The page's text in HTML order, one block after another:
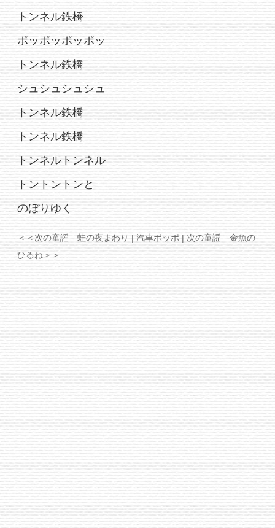
トンネル鉄橋
ポッポッポッポッ
トンネル鉄橋
シュシュシュシュ
トンネル鉄橋
トンネル鉄橋
トンネルトンネル
トントントンと
のぼりゆく
＜＜次の童謡 蛙の夜まわり | 汽車ポッポ | 次の童謡 金魚の
ひるね＞＞